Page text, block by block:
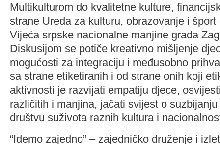
Multikulturom do kvalitetne kulture,
strane Ureda za kulturu, obrazovanje i šport
Vijeća srpske nacionalne manjine grada
Diskusijom se potiče kreativno mišljenje
mogućosti za integraciju i međusobno
sa strane etiketiranih i od strane onih koji
aktivnosti je razvijati empatiju djece,
različitih i manjina, jačati svijest o
društvu suživota raznih kultura i
“Idemo zajedno” – zajedničko druženje i